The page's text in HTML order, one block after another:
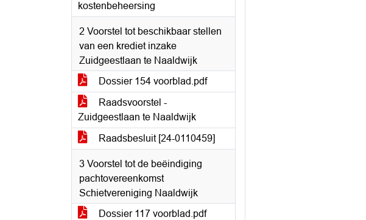
kostenbeheersing
2 Voorstel tot beschikbaar stellen
van een krediet inzake
Zuidgeestlaan te Naaldwijk
Dossier 154 voorblad.pdf
Raadsvoorstel -
Zuidgeestlaan te Naaldwijk
Raadsbesluit [24-0110459]
3 Voorstel tot de beëindiging
pachtovereenkomst
Schietvereniging Naaldwijk
Dossier 117 voorblad.pdf